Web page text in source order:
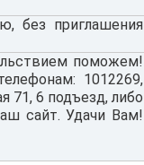
без приглашения
поможем!
1012269,
71, 6 подъезд, либо
сайт. Удачи Вам!